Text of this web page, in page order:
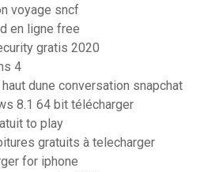
voyage sncf
en ligne free
gratis 2020
4
dune conversation snapchat
8.1 64 bit télécharger
to play
gratuits à telecharger
for iphone